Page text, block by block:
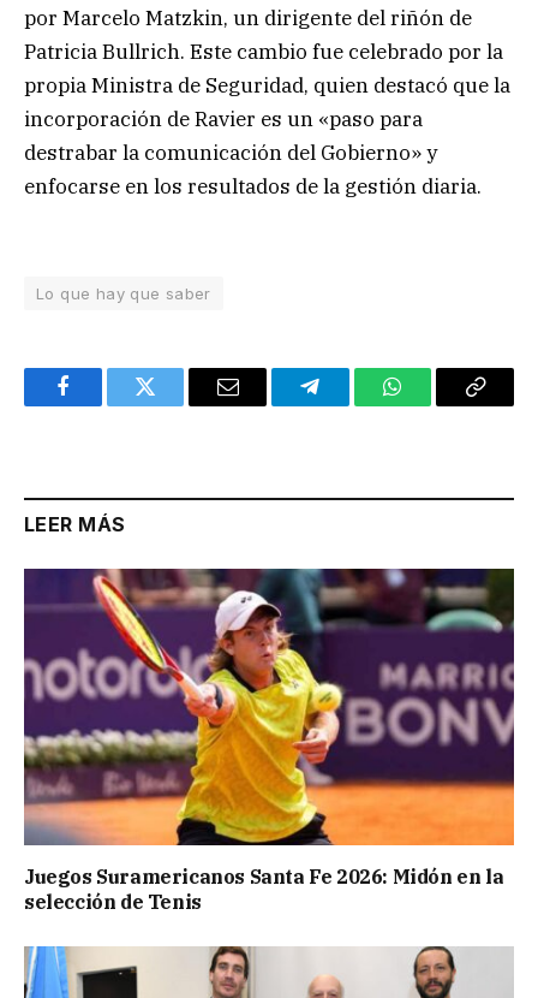
por Marcelo Matzkin, un dirigente del riñón de
Patricia Bullrich. Este cambio fue celebrado por la
propia Ministra de Seguridad, quien destacó que la
incorporación de Ravier es un «paso para
destrabar la comunicación del Gobierno» y
enfocarse en los resultados de la gestión diaria.
Lo que hay que saber
FacebookTwitter Email TelegramWhatsAppCopy
LEER MÁS
Juegos Suramericanos Santa Fe 2026: Midón en la
selección de Tenis